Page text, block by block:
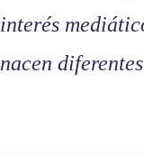
interés
nacen